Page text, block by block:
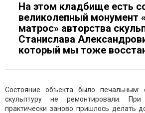
На этом кладбище есть
великолепный монумент
матрос» авторства
Станислава
который мы тоже
Состояние объекта было печальным:
скульптуру не ремонтировали.
практически заново пришлось делать